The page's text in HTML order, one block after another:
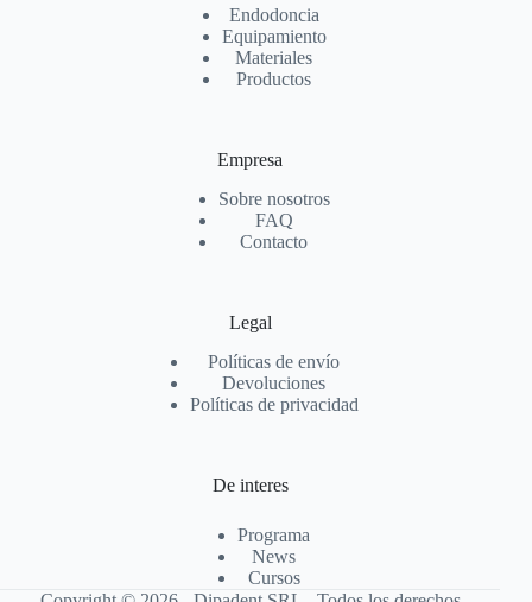
Endodoncia
Equipamiento
Materiales
Productos
Empresa
Sobre nosotros
FAQ
Contacto
Legal
Políticas de envío
Devoluciones
Políticas de privacidad
De interes
Programa
News
Cursos